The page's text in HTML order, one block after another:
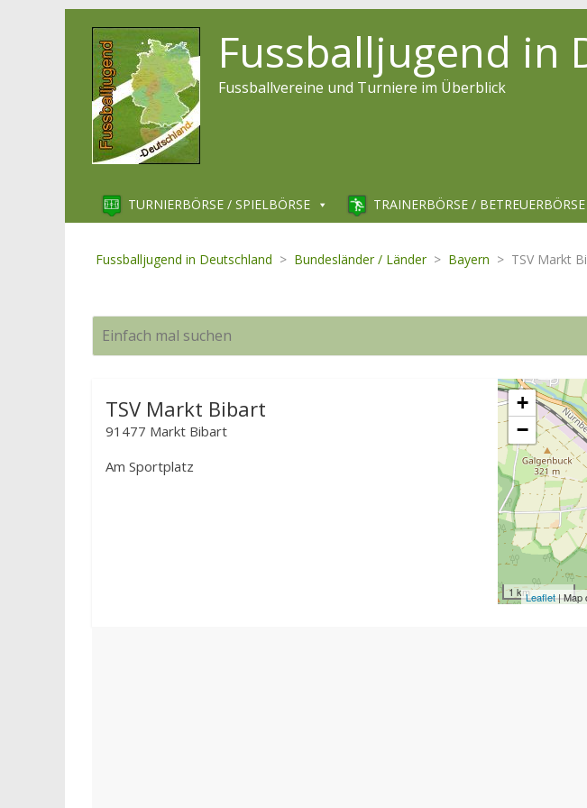
Fussballjugend in
Fussballvereine und Turniere im Überblick
TURNIERBÖRSE / SPIELBÖRSE TRAINERBÖRSE / BETREUERBÖRSE
Fussballjugend in Deutschland > Bundesländer / Länder > Bayern > TSV Markt
+
−
1 kmLeaflet| Map
TSV Markt Bibart
91477 Markt Bibart
Am Sportplatz